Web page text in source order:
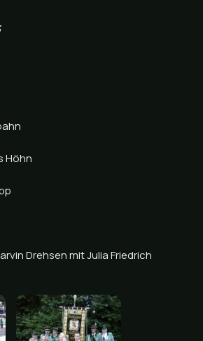
Höhn
Drehsen mit Julia Friedrich